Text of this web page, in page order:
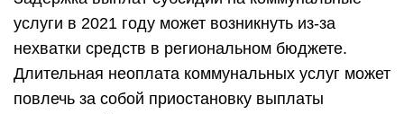
услуги в 2021 году может возникнуть из-за
нехватки средств в региональном бюджете.
Длительная неоплата коммунальных услуг может
повлечь за собой приостановку выплаты